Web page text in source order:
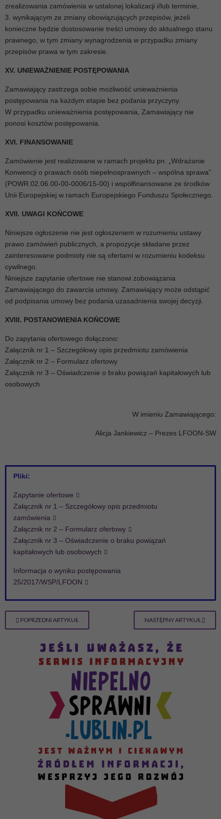
zrealizowania zamówienia w ustalonej lokalizacji i/lub terminie,
3. wynikającym ze zmiany obowiązujących przepisów, jeżeli
konieczne będzie dostosowanie treści umowy do aktualnego stanu
prawnego, w tym zmiany wynagrodzenia w przypadku zmiany
przepisów prawa w tym zakresie.
XV. UNIEWAŻNIENIE POSTĘPOWANIA
Zamawiający zastrzega sobie możliwość unieważnienia
postępowania na każdym etapie bez podania przyczyny.
W przypadku unieważnienia postępowania, Zamawiający nie
ponosi kosztów postępowania.
XVI. FINANSOWANIE
Zamówienie jest realizowane w ramach projektu pn. „Wdrażanie
Konwencji o prawach osób niepełnosprawnych – wspólna sprawa”
(POWR.02.06.00-00-0006/15-00) i współfinansowane ze środków
Unii Europejskiej w ramach Europejskiego Funduszu Społecznego.
XVII. UWAGI KOŃCOWE
Niniejsze ogłoszenie nie jest ogłoszeniem w rozumieniu ustawy
prawo zamówień publicznych, a propozycje składane przez
zainteresowane podmioty nie są ofertami w rozumieniu kodeksu
cywilnego.
Niniejsze zapytanie ofertowe nie stanowi zobowiązania
Zamawiającego do zawarcia umowy. Zamawiający może odstąpić
od podpisania umowy bez podania uzasadnienia swojej decyzji.
XVIII. POSTANOWIENIA KOŃCOWE
Do zapytania ofertowego dołączono:
Załącznik nr 1 – Szczegółowy opis przedmiotu zamówienia
Załącznik nr 2 – Formularz ofertowy
Załącznik nr 3 – Oświadczenie o braku powiązań kapitałowych lub
osobowych
W imieniu Zamawiającego:
Alicja Jankiewicz – Prezes LFOON-SW
Pliki:
Zapytanie ofertowe
Załącznik nr 1 – Szczegółowy opis przedmiotu
zamówienia
Załącznik nr 2 – Formularz ofertowy
Załącznik nr 3 – Oświadczenie o braku powiązań
kapitałowych lub osobowych
Informacja o wyniku postępowania
25/2017/WSP/LFOON
POPRZEDNI ARTYKUŁ NASTĘPNY ARTYKUŁ